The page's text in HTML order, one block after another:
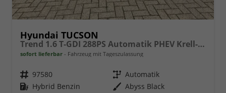
Hyundai TUCSON
Trend 1.6 T-GDI 288PS Automatik PHEV Krell-Sound Teill-Leder elektr. Heckklappe ACC Klimaautomatik Sitzheizung Lenkrandheizung Navi PDC v+h Rückf.Kamera Apple CarPlay + Android Auto 2xKeyless 19-LM vollelektr. Reichweite 68KM
sofort lieferbar Fahrzeug mit Tageszulassung
Fahrzeugnr. 97580 Getriebe Automatik
Kraftstoff Hybrid Benzin Außenfarbe Abyss Black